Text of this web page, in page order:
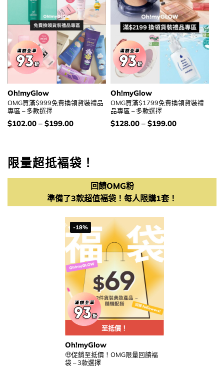
Oh!myGlow
OMG買滿$999免費換領貨裝禮品
專區 – 多款選擇
價
錢：
$102.00– $199.00
Oh!myGlow
OMG買滿$1799免費換領貨裝禮
品專區 – 多款選擇
價
錢：
$128.00– $199.00
限量超抵褔袋！
回饋OMG粉
準備了3款超值褔袋！每人限購1套！
-18%
至抵價！
Oh!myGlow
🤑促銷至抵價！OMG限量回饋褔
袋 – 3款選擇